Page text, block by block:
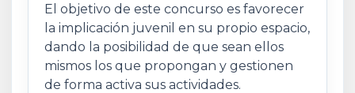
El objetivo de este concurso es favorecer
la implicación juvenil en su propio espacio,
dando la posibilidad de que sean ellos
mismos los que propongan y gestionen
de forma activa sus actividades.